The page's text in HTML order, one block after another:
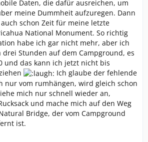
Daten, die dafür ausreichen, um
meine Dummheit aufzuregen. Dann
schon Zeit für meine letzte
National Monument. So richtig
habe ich gar nicht mehr, aber ich
drei Stunden auf dem Campground, es
und das kann ich jetzt nicht bis
Ich glaube der fehlende
nur vom rumhängen, wird gleich schon
mich nur schnell wieder an,
und mache mich auf den Weg
Bridge, der vom Campground
ist.